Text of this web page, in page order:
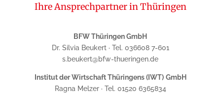
Ihre Ansprechpartner in Thüringen
BFW Thüringen GmbH
Dr. Silvia Beukert · Tel. 036608 7-601
s.beukert@bfw-thueringen.de
Institut der Wirtschaft Thüringens (IWT) GmbH
Ragna Melzer · Tel. 01520 6365834